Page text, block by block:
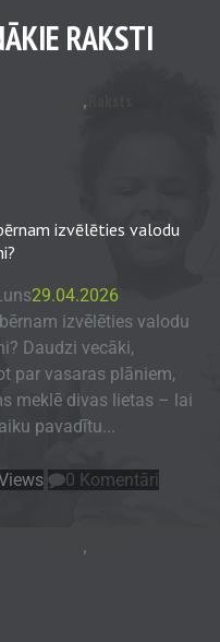
RAKSTI
,
izvēlēties valodu
29.04.2026
izvēlēties valodu
Daudzi vecāki,
par vasaras plāniem,
meklē divas lietas – lai
pavadītu...
0 Komentāri
,